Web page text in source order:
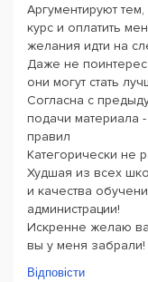
Аргументируют
курс и оплатить
желания идти на
Даже не
они могут стать
Согласна с
подачи материала
правил
Категорически не
Худшая из всех
и качества
администрации!
Искренне желаю
вы у меня забрали!
Відповісти